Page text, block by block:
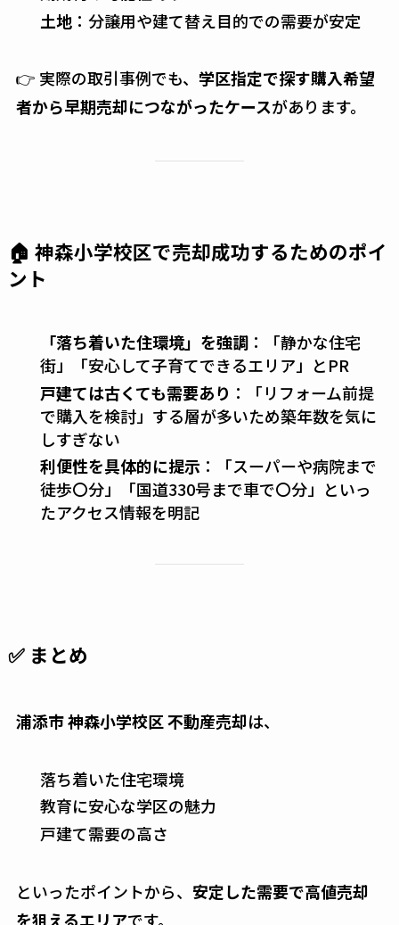
土地：分譲用や建て替え目的での需要が安定
👉 実際の取引事例でも、 学区指定で探す購入希望
者から早期売却につながったケースがあります。
🏠 神森小学校区で売却成功するためのポイ
ント
「落ち着いた住環境」を強調：「静かな住宅
街」「安心して子育てできるエリア」とPR
戸建ては古くても需要あり ：「リフォーム前提
で購入を検討」する層が多いため築年数を気に
しすぎない
利便性を具体的に提示 ：「スーパーや病院まで
徒歩〇分」「国道330号まで車で〇分」といっ
たアクセス情報を明記
✅ まとめ
浦添市 神森小学校区 不動産売却は、
落ち着いた住宅環境
教育に安心な学区の魅力
戸建て需要の高さ
といったポイントから、 安定した需要で高値売却
を狙えるエリアです。